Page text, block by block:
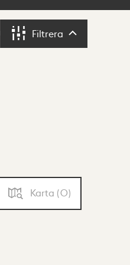
Filtrera Filtrera
Karta (0)